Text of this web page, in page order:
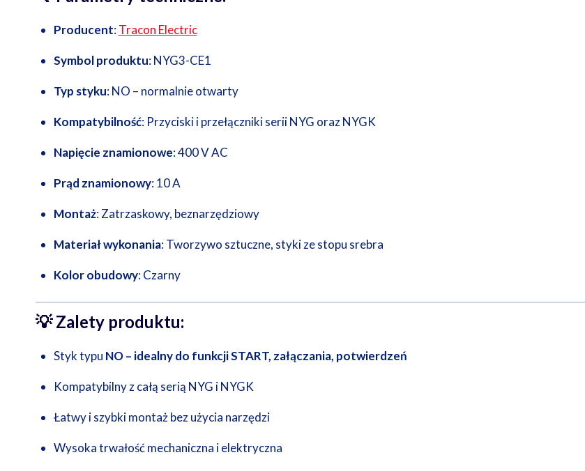
Producent:Tracon Electric
Symbol produktu: NYG3-CE1
Typ styku: NO – normalnie otwarty
Kompatybilność: Przyciski i przełączniki serii NYG oraz NYGK
Napięcie znamionowe: 400 V AC
Prąd znamionowy: 10 A
Montaż: Zatrzaskowy, beznarzędziowy
Materiał wykonania: Tworzywo sztuczne, styki ze stopu srebra
Kolor obudowy: Czarny
💡Zalety produktu:
Styk typu NO – idealny do funkcji START, załączania, potwierdzeń
Kompatybilny z całą serią NYG i NYGK
Łatwy i szybki montaż bez użycia narzędzi
Wysoka trwałość mechaniczna i elektryczna